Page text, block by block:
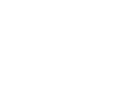
Il servizio di